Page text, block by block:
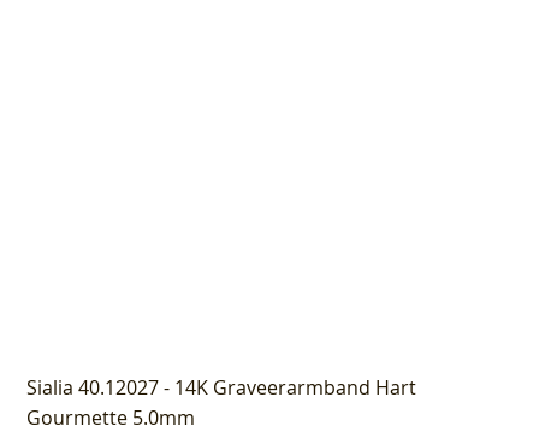
Sialia 40.12027 - 14K Graveerarmband Hart
Gourmette 5.0mm